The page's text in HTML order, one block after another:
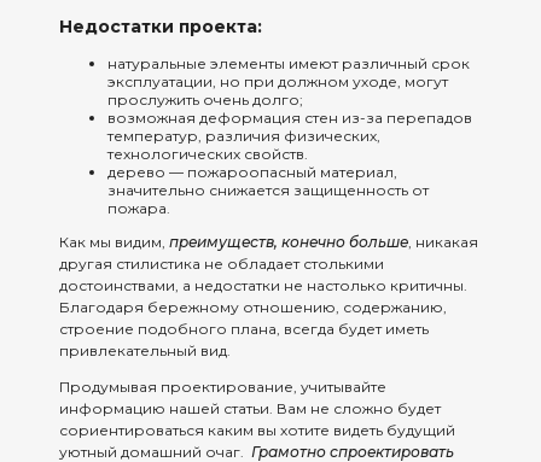
Недостатки проекта:
натуральные элементы имеют различный срок
эксплуатации, но при должном уходе, могут
прослужить очень долго;
возможная деформация стен из-за перепадов
температур, различия физических,
технологических свойств.
дерево — пожароопасный материал,
значительно снижается защищенность от
пожара.
Как мы видим, преимуществ, конечно больше , никакая
другая стилистика не обладает столькими
достоинствами, а недостатки не настолько критичны.
Благодаря бережному отношению, содержанию,
строение подобного плана, всегда будет иметь
привлекательный вид.
Продумывая проектирование, учитывайте
информацию нашей статьи. Вам не сложно будет
сориентироваться каким вы хотите видеть будущий
уютный домашний очаг. Грамотно спроектировать